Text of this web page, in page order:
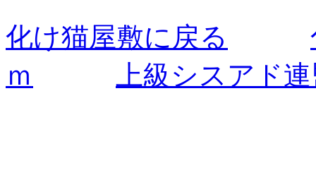
化け猫屋敷に戻る
ｍ
上級シスアド